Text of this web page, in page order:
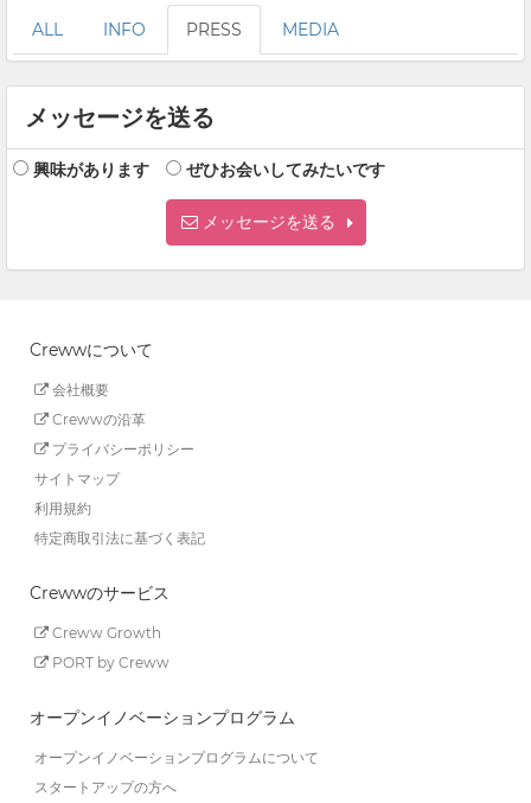
ALL INFO PRESS MEDIA
メッセージを送る
興味があります ぜひお会いしてみたいです
メッセージを送る
Crewwについて
会社概要
Crewwの沿革
プライバシーポリシー
サイトマップ
利用規約
特定商取引法に基づく表記
Crewwのサービス
Creww Growth
PORT by Creww
オープンイノベーションプログラム
オープンイノベーションプログラムについて
スタートアップの方へ